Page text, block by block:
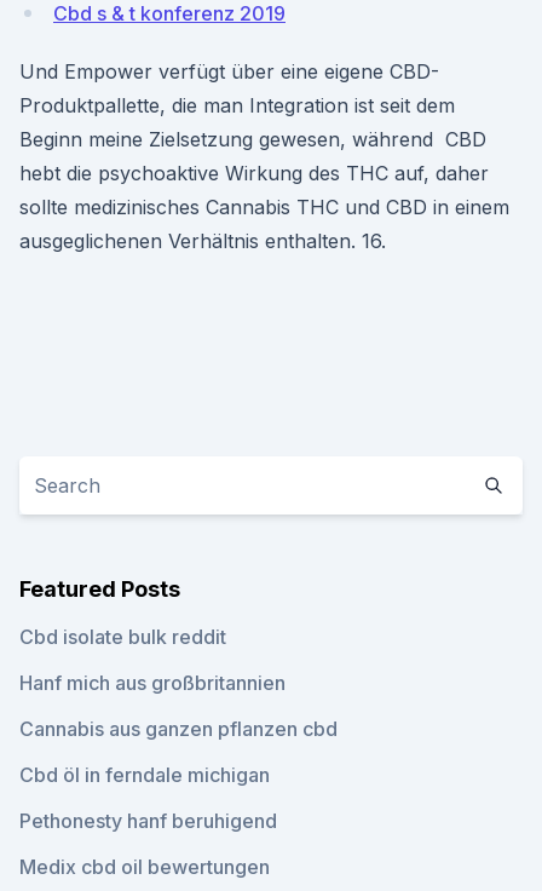
Cbd s & t konferenz 2019
Und Empower verfügt über eine eigene CBD-
Produktpallette, die man Integration ist seit dem
Beginn meine Zielsetzung gewesen, während CBD
hebt die psychoaktive Wirkung des THC auf, daher
sollte medizinisches Cannabis THC und CBD in einem
ausgeglichenen Verhältnis enthalten. 16.
Featured Posts
Cbd isolate bulk reddit
Hanf mich aus großbritannien
Cannabis aus ganzen pflanzen cbd
Cbd öl in ferndale michigan
Pethonesty hanf beruhigend
Medix cbd oil bewertungen